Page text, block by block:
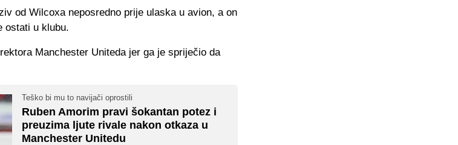
od Wilcoxa neposredno prije ulaska u avion, a on
ostati u klubu.
Manchester Uniteda jer ga je spriječio da
Teško bi mu to navijači oprostili
Ruben Amorim pravi šokantan potez i
preuzima ljute rivale nakon otkaza u
Manchester Unitedu